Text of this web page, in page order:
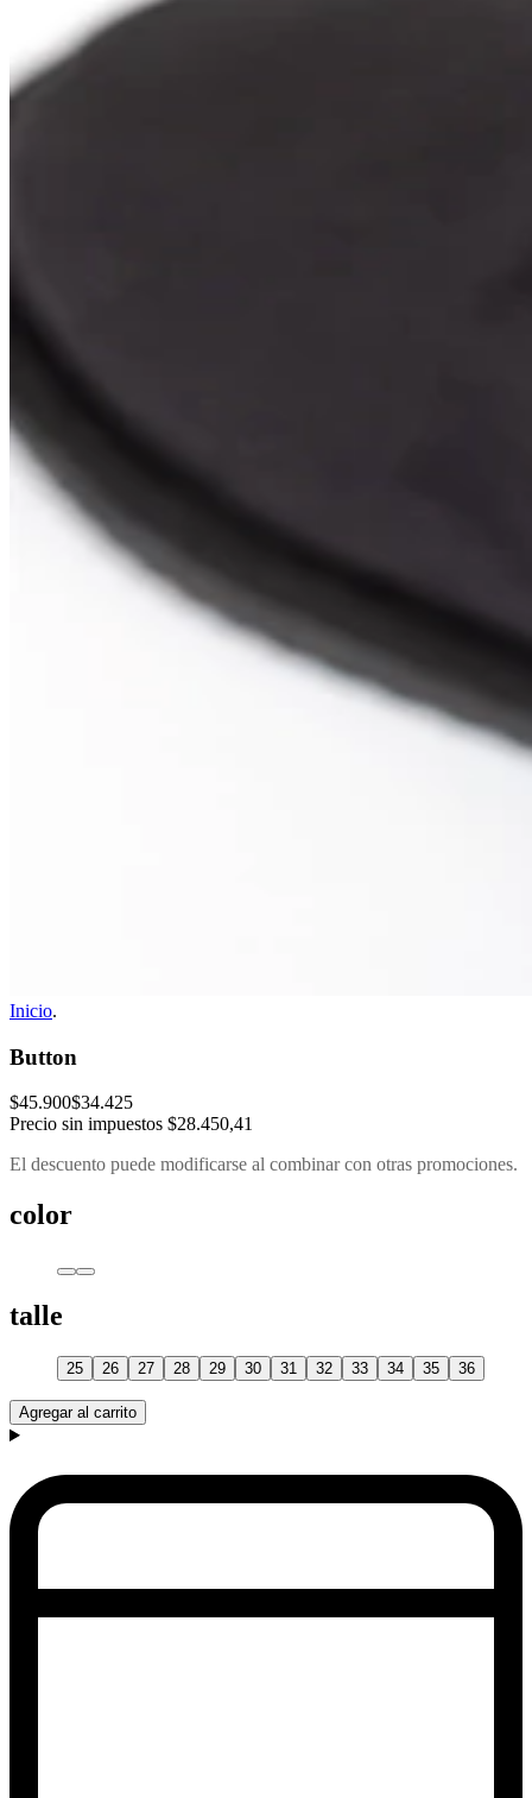
Inicio.
Button
$45.900$34.425
Precio sin impuestos $28.450,41
El descuento puede modificarse al combinar con otras promociones.
color
talle
25 26 27 28 29 30 31 32 33 34 35 36
Agregar al carrito